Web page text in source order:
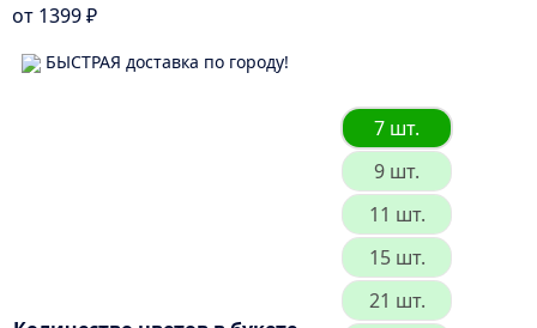
от 1399₽
БЫСТРАЯ доставка по городу!
7 шт.
9 шт.
11 шт.
15 шт.
21 шт.